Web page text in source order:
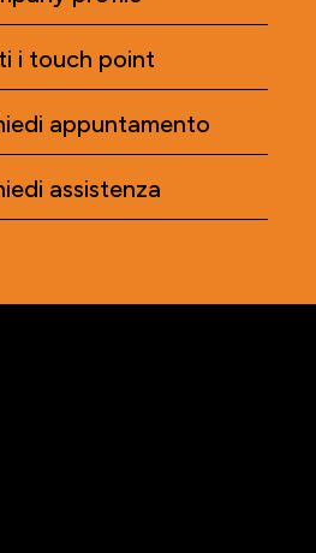
i touch point
appuntamento
assistenza